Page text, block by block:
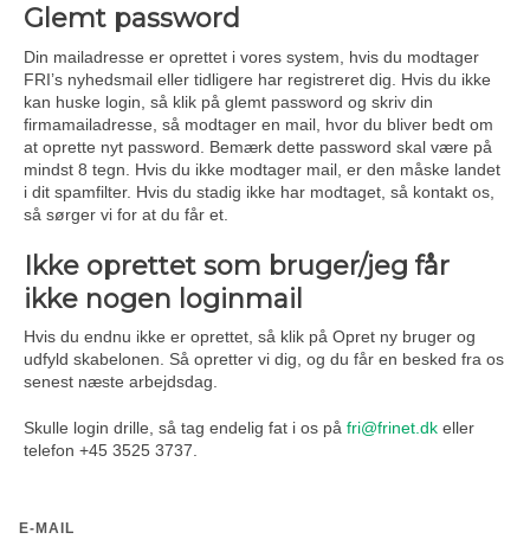
Glemt password
Din mailadresse er oprettet i vores system, hvis du modtager
FRI’s nyhedsmail eller tidligere har registreret dig. Hvis du ikke
kan huske login, så klik på glemt password og skriv din
firmamailadresse, så modtager en mail, hvor du bliver bedt om
at oprette nyt password. Bemærk dette password skal være på
mindst 8 tegn. Hvis du ikke modtager mail, er den måske landet
i dit spamfilter. Hvis du stadig ikke har modtaget, så kontakt os,
så sørger vi for at du får et.
Ikke oprettet som bruger/jeg får
ikke nogen loginmail
Hvis du endnu ikke er oprettet, så klik på Opret ny bruger og
udfyld skabelonen. Så opretter vi dig, og du får en besked fra os
senest næste arbejdsdag.
Skulle login drille, så tag endelig fat i os på fri@frinet.dk eller
telefon +45 3525 3737.
E-MAIL